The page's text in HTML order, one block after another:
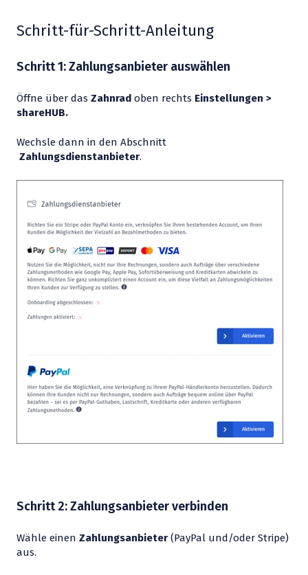
Schritt-für-Schritt-Anleitung
Schritt 1: Zahlungsanbieter auswählen
Öffne über das Zahnrad oben rechts Einstellungen >
shareHUB.
Wechsle dann in den Abschnitt
Zahlungsdienstanbieter.
Schritt 2: Zahlungsanbieter verbinden
Wähle einen Zahlungsanbieter (PayPal und/oder Stripe)
aus.